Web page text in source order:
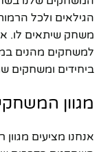
הגילאים ולכל
משחק שיתאים לו.
למשחקים מהנים
ביחידים ומשחקים
מגוון
אנחנו מציעים